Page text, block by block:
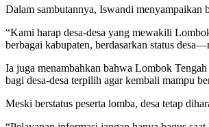
Dalam sambutannya, Iswandi
“Kami harap desa-desa yang mewakili
berbagai kabupaten, berdasarkan status
Ia juga menambahkan bahwa Lombok
bagi desa-desa terpilih agar kembali mampu
Meski berstatus peserta lomba, desa tetap